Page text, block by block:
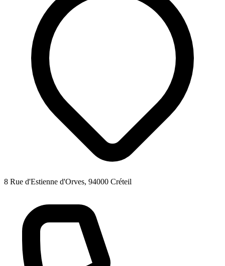
8 Rue d'Estienne d'Orves, 94000 Créteil